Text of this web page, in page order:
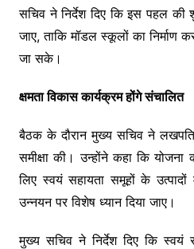
सचिव ने निर्देश दिए कि इस पहल
जाए, ताकि मॉडल स्कूलों का निर्माण
जा सके।
क्षमता विकास कार्यक्रम होंगे संचालित
बैठक के दौरान मुख्य सचिव ने लखपति
समीक्षा की। उन्होंने कहा कि
लिए स्वयं सहायता समूहों के
उन्नयन पर विशेष ध्यान दिया जाए।
मुख्य सचिव ने निर्देश दिए कि स्वयं